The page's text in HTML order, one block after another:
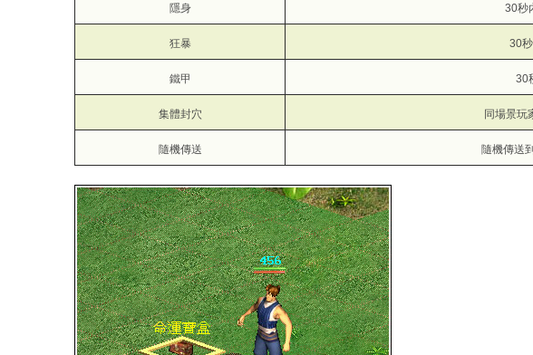
隱身 30秒
狂暴 30
鐵甲 30
集體封穴 同場景玩
隨機傳送 隨機傳送